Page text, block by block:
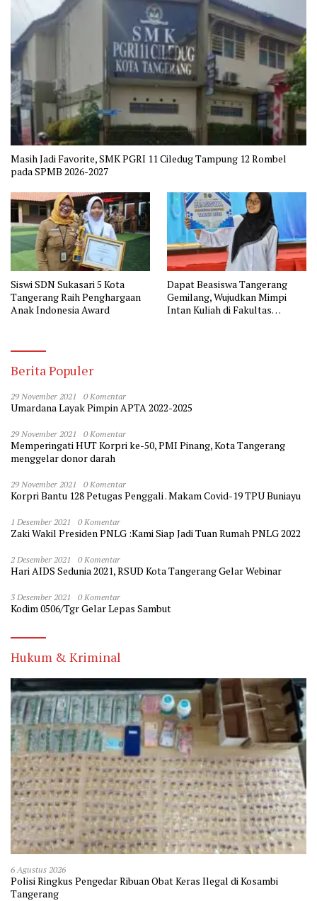
Masih Jadi Favorite, SMK PGRI 11 Ciledug Tampung 12 Rombel
pada SPMB 2026-2027
Siswi SDN Sukasari 5 Kota
Tangerang Raih Penghargaan
Anak Indonesia Award
Dapat Beasiswa Tangerang
Gemilang, Wujudkan Mimpi
Intan Kuliah di Fakultas
Berita Populer
29 November 2021 0 Komentar
Umardana Layak Pimpin APTA 2022-2025
29 November 2021 0 Komentar
Memperingati HUT Korpri ke-50, PMI Pinang, Kota Tangerang
menggelar donor darah
29 November 2021 0 Komentar
Korpri Bantu 128 Petugas Penggali . Makam Covid-19 TPU Buniayu
1 Desember 2021 0 Komentar
Zaki Wakil Presiden PNLG :Kami Siap Jadi Tuan Rumah PNLG 2022
2 Desember 2021 0 Komentar
Hari AIDS Sedunia 2021, RSUD Kota Tangerang Gelar Webinar
3 Desember 2021 0 Komentar
Kodim 0506/Tgr Gelar Lepas Sambut
Hukum & Kriminal
6 Agustus 2026
Polisi Ringkus Pengedar Ribuan Obat Keras Ilegal di Kosambi
Tangerang